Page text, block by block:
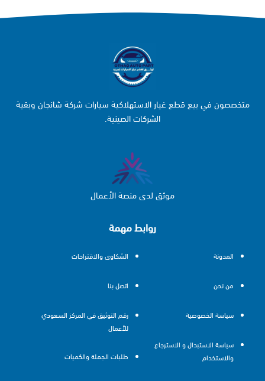
روابط مهمة
المدونة
من نحن
سياسة الخصوصية
سياسة الاستبدال و الاسترجاع
والاستخدام
الشكاوى والاقتراحات
اتصل بنا
رقم التوثيق في المركز السعودي
للأعمال
طلبات الجملة والكميات
متخصصون في بيع قطع غيار الاستهلاكية سيارات شركة شانجان وبقية
الشركات الصينية.
موثق لدى منصة الأعمال